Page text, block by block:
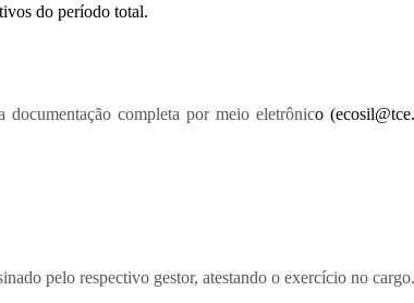
do período total.
completa por meio eletrônico
pelo respectivo gestor, atestando o exercício no cargo.